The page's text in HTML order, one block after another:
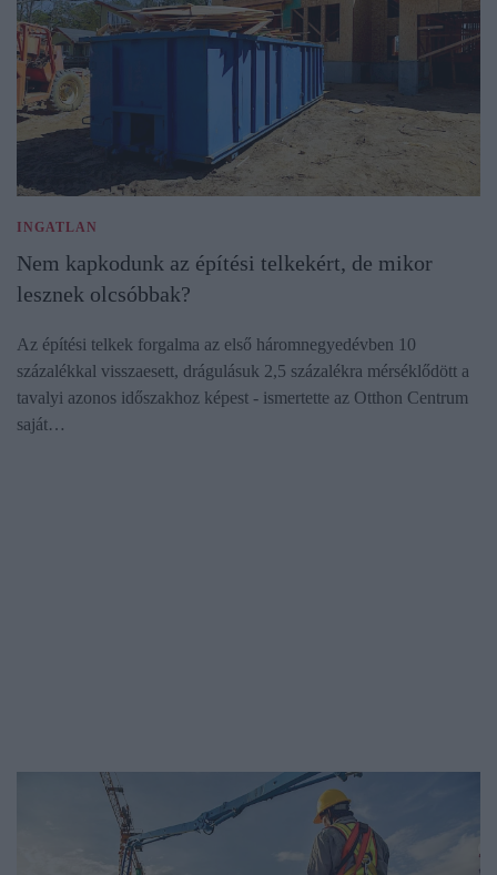
INGATLAN
Nem kapkodunk az építési telkekért, de mikor
lesznek olcsóbbak?
Az építési telkek forgalma az első háromnegyedévben 10
százalékkal visszaesett, drágulásuk 2,5 százalékra mérséklődött a
tavalyi azonos időszakhoz képest - ismertette az Otthon Centrum
saját…